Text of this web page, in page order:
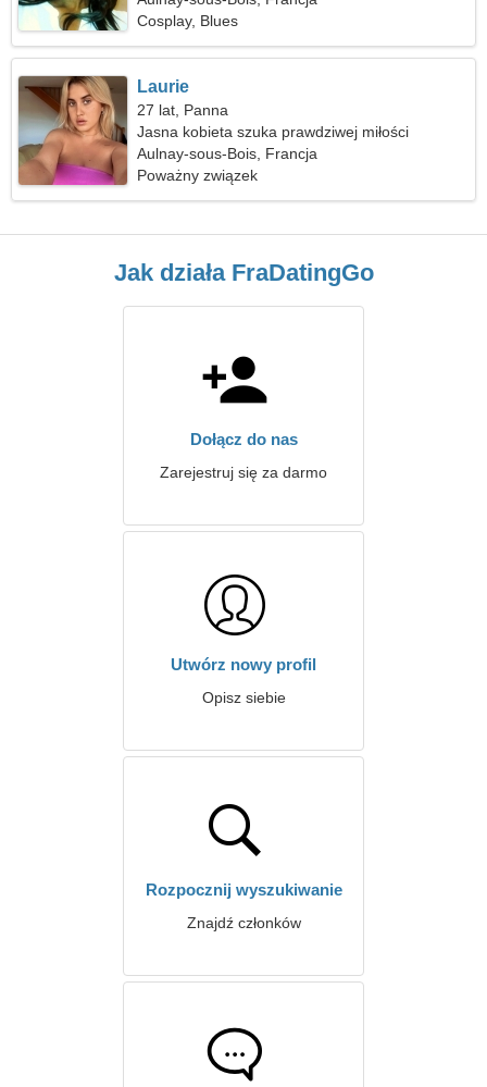
Cosplay, Blues
Laurie
27 lat, Panna
Jasna kobieta szuka prawdziwej miłości
Aulnay-sous-Bois, Francja
Poważny związek
Jak działa FraDatingGo
Dołącz do nas
Zarejestruj się za darmo
Utwórz nowy profil
Opisz siebie
Rozpocznij wyszukiwanie
Znajdź członków